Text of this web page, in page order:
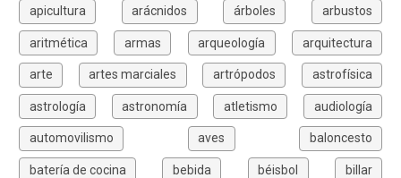
apicultura arácnidos árboles arbustos
aritmética armas arqueología arquitectura
arte artes marciales artrópodos astrofísica
astrología astronomía atletismo audiología
automovilismo aves baloncesto
batería de cocina bebida béisbol billar